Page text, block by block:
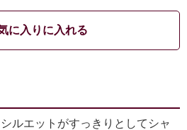
に入りに入れる
ルエットがすっきりとしてシャ